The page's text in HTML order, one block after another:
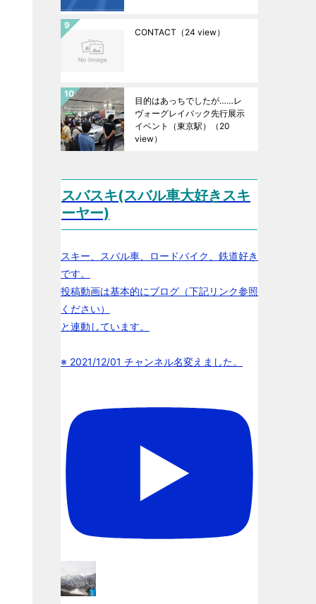
CONTACT （24 view）
目的はあっちでしたが……レ
ヴォーグレイバック先行展示
イベント（東京駅）
（20
view）
スバスキ(スバル車大好きスキ
ーヤー)
スキー、スバル車、ロードバイク、鉄道好き
です。
投稿動画は基本的にブログ（下記リンク参照
ください）
と連動しています。
※ 2021/12/01 チャンネル名変えました。